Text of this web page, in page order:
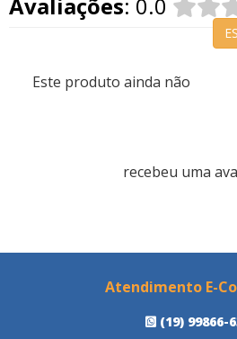
Avaliações: 0.0
Este produto ainda não
recebeu uma
Atendimento E-
(19) 99866-